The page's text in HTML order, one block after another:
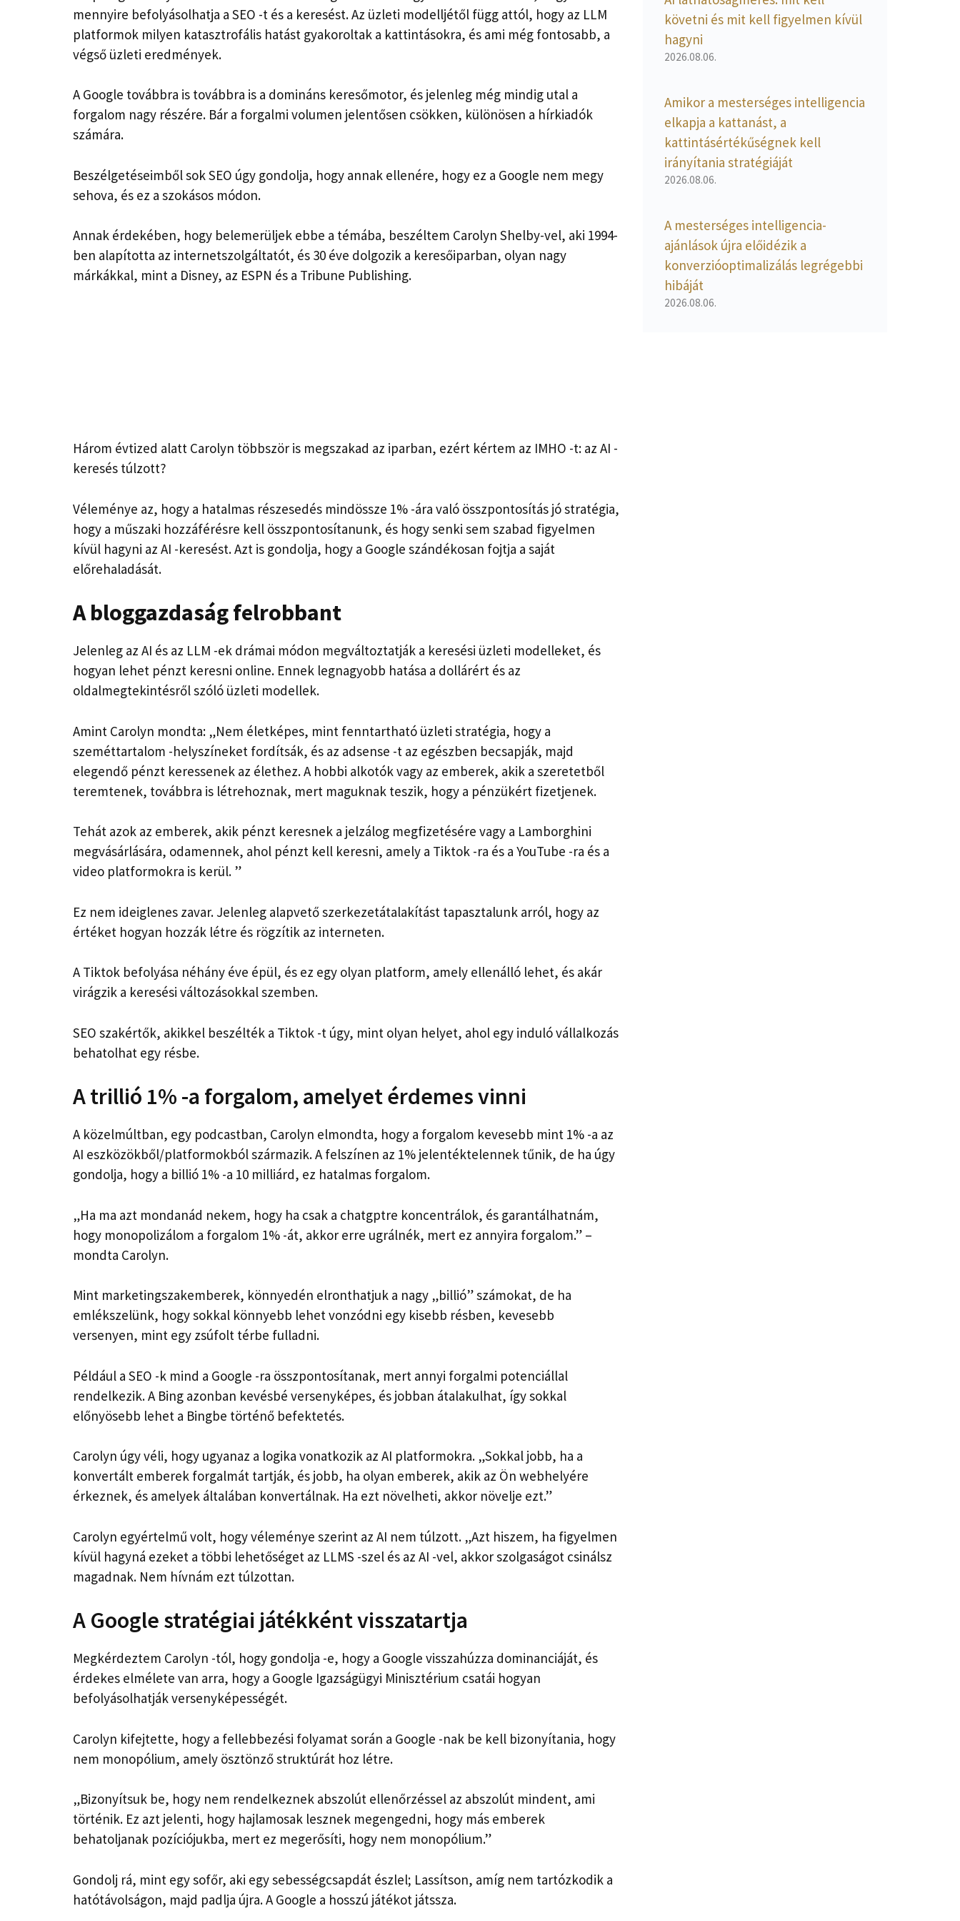
mennyire befolyásolhatja a SEO -t és a keresést. Az üzleti modelljétől függ attól, hogy az LLM
platformok milyen katasztrofális hatást gyakoroltak a kattintásokra, és ami még fontosabb, a
végső üzleti eredmények.
A Google továbbra is továbbra is a domináns keresőmotor, és jelenleg még mindig utal a
forgalom nagy részére. Bár a forgalmi volumen jelentősen csökken, különösen a hírkiadók
számára.
Beszélgetéseimből sok SEO úgy gondolja, hogy annak ellenére, hogy ez a Google nem megy
sehova, és ez a szokásos módon.
Annak érdekében, hogy belemerüljek ebbe a témába, beszéltem Carolyn Shelby-vel, aki 1994-
ben alapította az internetszolgáltatót, és 30 éve dolgozik a keresőiparban, olyan nagy
márkákkal, mint a Disney, az ESPN és a Tribune Publishing.
Három évtized alatt Carolyn többször is megszakad az iparban, ezért kértem az IMHO -t: az AI -
keresés túlzott?
Véleménye az, hogy a hatalmas részesedés mindössze 1% -ára való összpontosítás jó stratégia,
hogy a műszaki hozzáférésre kell összpontosítanunk, és hogy senki sem szabad figyelmen
kívül hagyni az AI -keresést. Azt is gondolja, hogy a Google szándékosan fojtja a saját
előrehaladását.
A bloggazdaság felrobbant
Jelenleg az AI és az LLM -ek drámai módon megváltoztatják a keresési üzleti modelleket, és
hogyan lehet pénzt keresni online. Ennek legnagyobb hatása a dollárért és az
oldalmegtekintésről szóló üzleti modellek.
Amint Carolyn mondta: „Nem életképes, mint fenntartható üzleti stratégia, hogy a
szeméttartalom -helyszíneket fordítsák, és az adsense -t az egészben becsapják, majd
elegendő pénzt keressenek az élethez. A hobbi alkotók vagy az emberek, akik a szeretetből
teremtenek, továbbra is létrehoznak, mert maguknak teszik, hogy a pénzükért fizetjenek.
Tehát azok az emberek, akik pénzt keresnek a jelzálog megfizetésére vagy a Lamborghini
megvásárlására, odamennek, ahol pénzt kell keresni, amely a Tiktok -ra és a YouTube -ra és a
video platformokra is kerül. ”
Ez nem ideiglenes zavar. Jelenleg alapvető szerkezetátalakítást tapasztalunk arról, hogy az
értéket hogyan hozzák létre és rögzítik az interneten.
A Tiktok befolyása néhány éve épül, és ez egy olyan platform, amely ellenálló lehet, és akár
virágzik a keresési változásokkal szemben.
SEO szakértők, akikkel beszélték a Tiktok -t úgy, mint olyan helyet, ahol egy induló vállalkozás
behatolhat egy résbe.
A trillió 1% -a forgalom, amelyet érdemes vinni
A közelmúltban, egy podcastban, Carolyn elmondta, hogy a forgalom kevesebb mint 1% -a az
AI eszközökből/platformokból származik. A felszínen az 1% jelentéktelennek tűnik, de ha úgy
gondolja, hogy a billió 1% -a 10 milliárd, ez hatalmas forgalom.
„Ha ma azt mondanád nekem, hogy ha csak a chatgptre koncentrálok, és garantálhatnám,
hogy monopolizálom a forgalom 1% -át, akkor erre ugrálnék, mert ez annyira forgalom.” –
mondta Carolyn.
Mint marketingszakemberek, könnyedén elronthatjuk a nagy „billió” számokat, de ha
emlékszelünk, hogy sokkal könnyebb lehet vonzódni egy kisebb résben, kevesebb
versenyen, mint egy zsúfolt térbe fulladni.
Például a SEO -k mind a Google -ra összpontosítanak, mert annyi forgalmi potenciállal
rendelkezik. A Bing azonban kevésbé versenyképes, és jobban átalakulhat, így sokkal
előnyösebb lehet a Bingbe történő befektetés.
Carolyn úgy véli, hogy ugyanaz a logika vonatkozik az AI platformokra. „Sokkal jobb, ha a
konvertált emberek forgalmát tartják, és jobb, ha olyan emberek, akik az Ön webhelyére
érkeznek, és amelyek általában konvertálnak. Ha ezt növelheti, akkor növelje ezt.”
Carolyn egyértelmű volt, hogy véleménye szerint az AI nem túlzott. „Azt hiszem, ha figyelmen
kívül hagyná ezeket a többi lehetőséget az LLMS -szel és az AI -vel, akkor szolgaságot csinálsz
magadnak. Nem hívnám ezt túlzottan.
A Google stratégiai játékként visszatartja
Megkérdeztem Carolyn -tól, hogy gondolja -e, hogy a Google visszahúzza dominanciáját, és
érdekes elmélete van arra, hogy a Google Igazságügyi Minisztérium csatái hogyan
befolyásolhatják versenyképességét.
Carolyn kifejtette, hogy a fellebbezési folyamat során a Google -nak be kell bizonyítania, hogy
nem monopólium, amely ösztönző struktúrát hoz létre.
„Bizonyítsuk be, hogy nem rendelkeznek abszolút ellenőrzéssel az abszolút mindent, ami
történik. Ez azt jelenti, hogy hajlamosak lesznek megengedni, hogy más emberek
behatoljanak pozíciójukba, mert ez megerősíti, hogy nem monopólium.”
Gondolj rá, mint egy sofőr, aki egy sebességcsapdát észlel; Lassítson, amíg nem tartózkodik a
hatótávolságon, majd padlja újra. A Google a hosszú játékot játssza.
követni és mit kell figyelmen kívül
hagyni
2026.08.06.
Amikor a mesterséges intelligencia
elkapja a kattanást, a
kattintásértékűségnek kell
irányítania stratégiáját
2026.08.06.
A mesterséges intelligencia-
ajánlások újra előidézik a
konverzióoptimalizálás legrégebbi
hibáját
2026.08.06.